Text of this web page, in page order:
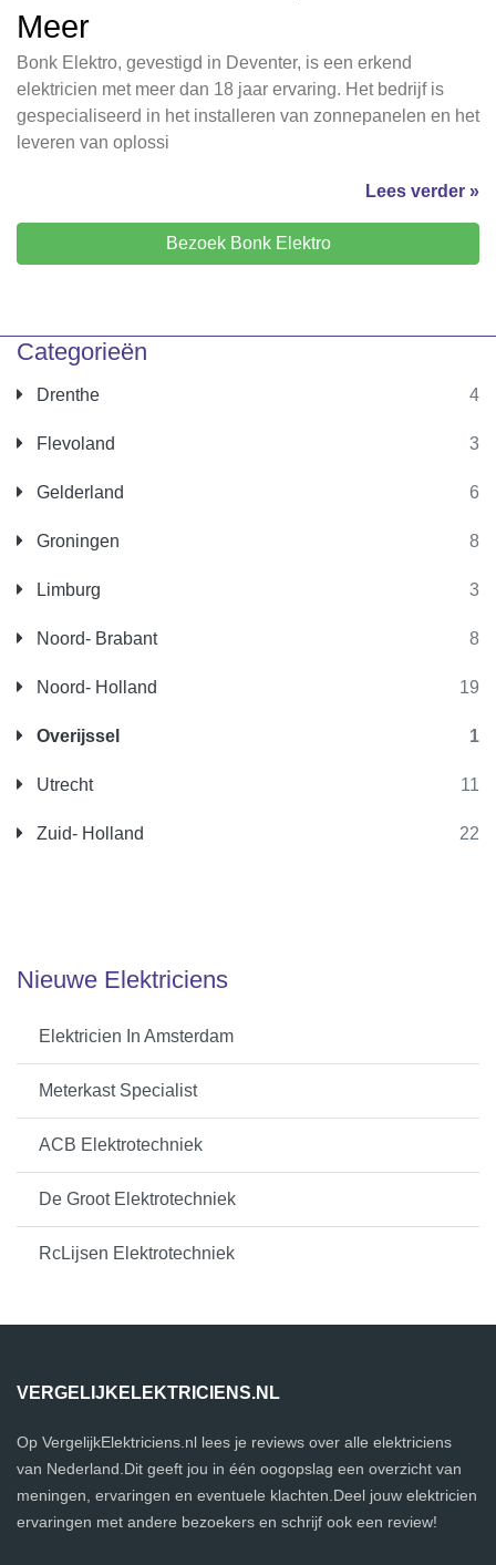
Categorieën
Drenthe 4
Flevoland 3
Gelderland 6
Groningen 8
Limburg 3
Noord- Brabant 8
Noord- Holland 19
Overijssel 1
Utrecht 11
Zuid- Holland 22
Nieuwe Elektriciens
Elektricien In Amsterdam
Meterkast Specialist
ACB Elektrotechniek
De Groot Elektrotechniek
RcLijsen Elektrotechniek
Meer
Bonk Elektro, gevestigd in Deventer, is een erkend
elektricien met meer dan 18 jaar ervaring. Het bedrijf is
gespecialiseerd in het installeren van zonnepanelen en het
leveren van oplossi
Lees verder »
Bezoek Bonk Elektro
VERGELIJKELEKTRICIENS.NL
Op VergelijkElektriciens.nl lees je reviews over alle elektriciens
van Nederland.Dit geeft jou in één oogopslag een overzicht van
meningen, ervaringen en eventuele klachten.Deel jouw elektricien
ervaringen met andere bezoekers en schrijf ook een review!